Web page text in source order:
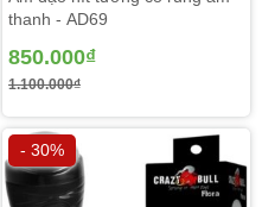
thanh - AD69
850.000₫
1.100.000₫
- 30%